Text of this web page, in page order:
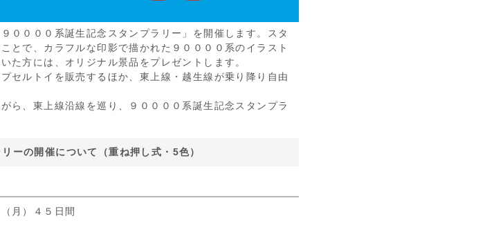
００００系誕生記念スタンプラリー」を開催します。スタ
とで、カラフルな印影で描かれた９００００系のイラスト
た方には、オリジナル景品をプレゼントします。
セルトイを販売するほか、東上線・越生線が乗り降り自由
ら、東上線沿線を巡り、９００００系誕生記念スタンプラ
ーの開催について（重ね押し式・5色）
月）４５日間